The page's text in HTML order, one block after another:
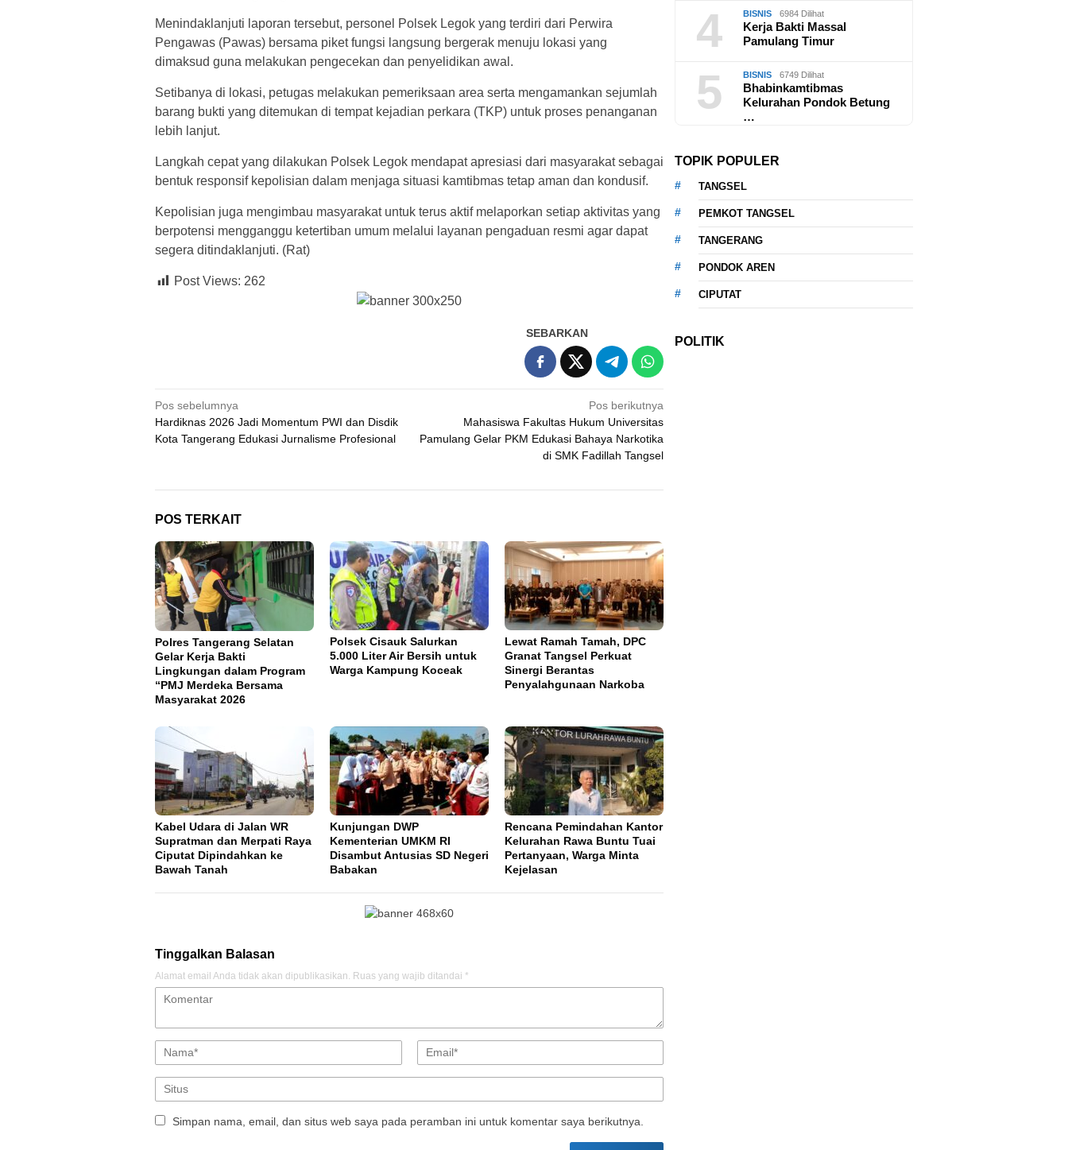
Menindaklanjuti laporan tersebut, personel Polsek Legok yang terdiri dari Perwira
Pengawas (Pawas) bersama piket fungsi langsung bergerak menuju lokasi yang
dimaksud guna melakukan pengecekan dan penyelidikan awal.
Setibanya di lokasi, petugas melakukan pemeriksaan area serta mengamankan sejumlah
barang bukti yang ditemukan di tempat kejadian perkara (TKP) untuk proses penanganan
lebih lanjut.
Langkah cepat yang dilakukan Polsek Legok mendapat apresiasi dari masyarakat sebagai
bentuk responsif kepolisian dalam menjaga situasi kamtibmas tetap aman dan kondusif.
Kepolisian juga mengimbau masyarakat untuk terus aktif melaporkan setiap aktivitas yang
berpotensi mengganggu ketertiban umum melalui layanan pengaduan resmi agar dapat
segera ditindaklanjuti. (Rat)
Post Views: 262
SEBARKAN
Navigasi
pos
Pos sebelumnya
Hardiknas 2026 Jadi Momentum PWI dan Disdik
Kota Tangerang Edukasi Jurnalisme Profesional
Pos berikutnya
Mahasiswa Fakultas Hukum Universitas
Pamulang Gelar PKM Edukasi Bahaya Narkotika
di SMK Fadillah Tangsel
POS TERKAIT
Polres Tangerang Selatan
Gelar Kerja Bakti
Lingkungan dalam Program
“PMJ Merdeka Bersama
Masyarakat 2026
Polsek Cisauk Salurkan
5.000 Liter Air Bersih untuk
Warga Kampung Koceak
Lewat Ramah Tamah, DPC
Granat Tangsel Perkuat
Sinergi Berantas
Penyalahgunaan Narkoba
Kabel Udara di Jalan WR
Supratman dan Merpati Raya
Ciputat Dipindahkan ke
Bawah Tanah
Kunjungan DWP
Kementerian UMKM RI
Disambut Antusias SD Negeri
Babakan
Rencana Pemindahan Kantor
Kelurahan Rawa Buntu Tuai
Pertanyaan, Warga Minta
Kejelasan
Tinggalkan Balasan
Alamat email Anda tidak akan dipublikasikan. Ruas yang wajib ditandai *
Simpan nama, email, dan situs web saya pada peramban ini untuk komentar saya berikutnya.
4 BISNIS 6984 Dilihat
Kerja Bakti Massal
Pamulang Timur
5 BISNIS 6749 Dilihat
Bhabinkamtibmas
Kelurahan Pondok Betung
…
TOPIK POPULER
TANGSEL
PEMKOT TANGSEL
TANGERANG
PONDOK AREN
CIPUTAT
POLITIK